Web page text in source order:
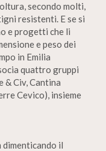
secondo molti,
resistenti. E se si
e progetti che li
e peso dei
in Emilia
quattro gruppi
& Civ, Cantina
Cevico), insieme
il